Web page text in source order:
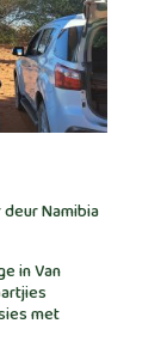
Namibia
in Van
met